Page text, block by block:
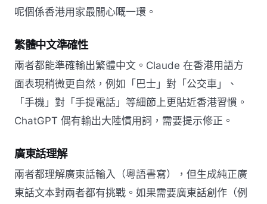
呢個係香港用家最關心嘅一環。
繁體中文準確性
兩者都能準確輸出繁體中文。Claude 在香港用語方
面表現稍微更自然，例如「巴士」對「公交車」、
「手機」對「手提電話」等細節上更貼近香港習慣。
ChatGPT 偶有輸出大陸慣用詞，需要提示修正。
廣東話理解
兩者都理解廣東話輸入（粵語書寫），但生成純正廣
東話文本對兩者都有挑戰。如果需要廣東話創作（例